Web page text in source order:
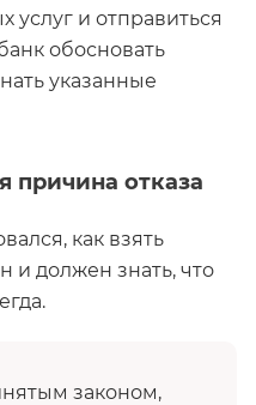
услуг и отправиться
обосновать
указанные
причина отказа
как взять
и должен знать, что
законом,